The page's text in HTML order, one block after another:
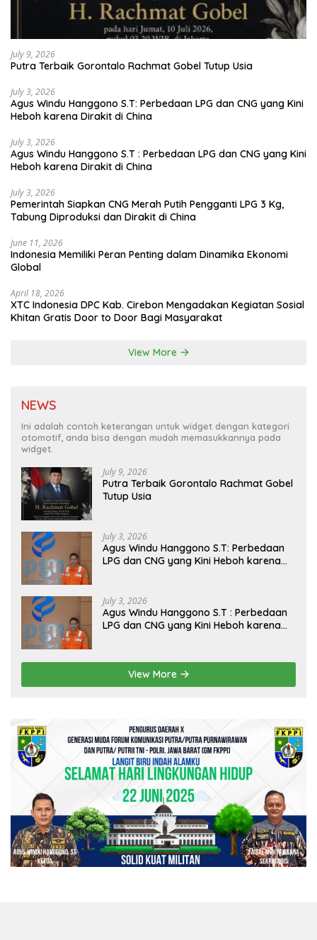
July 9, 2026
Putra Terbaik Gorontalo Rachmat Gobel Tutup Usia
July 3, 2026
Agus Windu Hanggono S.T: Perbedaan LPG dan CNG yang Kini
Heboh karena Dirakit di China
July 3, 2026
Agus Windu Hanggono S.T : Perbedaan LPG dan CNG yang Kini
Heboh karena Dirakit di China
July 3, 2026
Pemerintah Siapkan CNG Merah Putih Pengganti LPG 3 Kg,
Tabung Diproduksi dan Dirakit di China
June 11, 2026
Indonesia Memiliki Peran Penting dalam Dinamika Ekonomi
Global
April 18, 2026
XTC Indonesia DPC Kab. Cirebon Mengadakan Kegiatan Sosial
Khitan Gratis Door to Door Bagi Masyarakat
View More
NEWS
Ini adalah contoh keterangan untuk widget dengan kategori
otomotif, anda bisa dengan mudah memasukkannya pada
widget.
July 9, 2026
Putra Terbaik Gorontalo Rachmat Gobel
Tutup Usia
July 3, 2026
Agus Windu Hanggono S.T: Perbedaan
LPG dan CNG yang Kini Heboh karena
July 3, 2026
Agus Windu Hanggono S.T : Perbedaan
LPG dan CNG yang Kini Heboh karena
View More